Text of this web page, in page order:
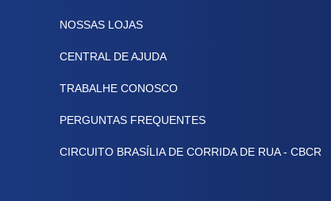
NOSSAS LOJAS
CENTRAL DE AJUDA
TRABALHE CONOSCO
PERGUNTAS FREQUENTES
CIRCUITO BRASÍLIA DE CORRIDA DE RUA - CBCR